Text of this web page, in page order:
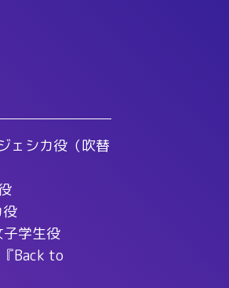
ェシカ役（吹替
学生役
Back to